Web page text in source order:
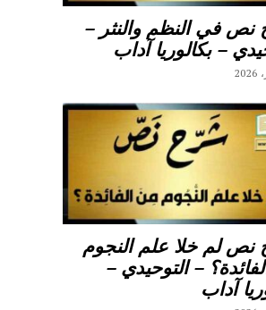
في النظم والنثر –
– بكالوريا آداب
لم خلا علم النجوم
– التوحيدي –
آداب